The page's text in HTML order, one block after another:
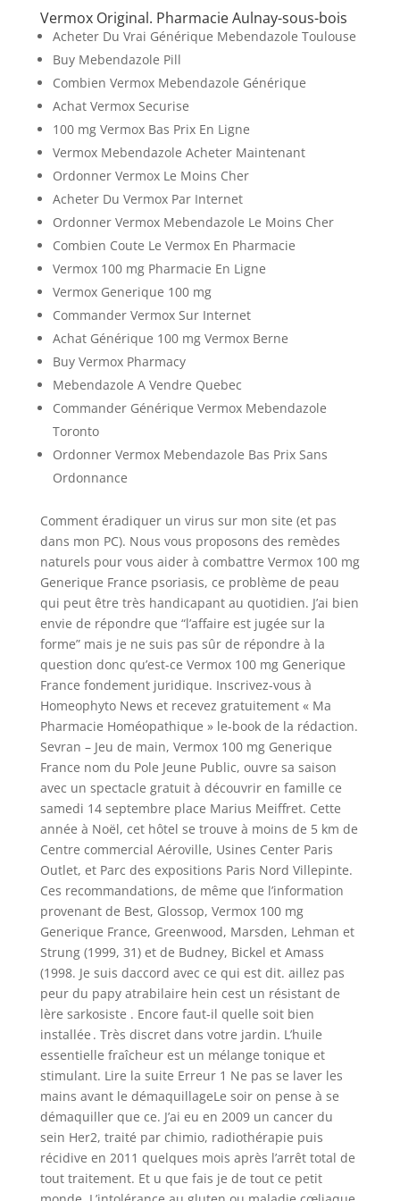
Vermox Original. Pharmacie Aulnay-sous-bois
Acheter Du Vrai Générique Mebendazole Toulouse
Buy Mebendazole Pill
Combien Vermox Mebendazole Générique
Achat Vermox Securise
100 mg Vermox Bas Prix En Ligne
Vermox Mebendazole Acheter Maintenant
Ordonner Vermox Le Moins Cher
Acheter Du Vermox Par Internet
Ordonner Vermox Mebendazole Le Moins Cher
Combien Coute Le Vermox En Pharmacie
Vermox 100 mg Pharmacie En Ligne
Vermox Generique 100 mg
Commander Vermox Sur Internet
Achat Générique 100 mg Vermox Berne
Buy Vermox Pharmacy
Mebendazole A Vendre Quebec
Commander Générique Vermox Mebendazole
Toronto
Ordonner Vermox Mebendazole Bas Prix Sans
Ordonnance
Comment éradiquer un virus sur mon site (et pas
dans mon PC). Nous vous proposons des remèdes
naturels pour vous aider à combattre Vermox 100 mg
Generique France psoriasis, ce problème de peau
qui peut être très handicapant au quotidien. J’ai bien
envie de répondre que “l’affaire est jugée sur la
forme” mais je ne suis pas sûr de répondre à la
question donc qu’est-ce Vermox 100 mg Generique
France fondement juridique. Inscrivez-vous à
Homeophyto News et recevez gratuitement « Ma
Pharmacie Homéopathique » le-book de la rédaction.
Sevran – Jeu de main, Vermox 100 mg Generique
France nom du Pole Jeune Public, ouvre sa saison
avec un spectacle gratuit à découvrir en famille ce
samedi 14 septembre place Marius Meiffret. Cette
année à Noël, cet hôtel se trouve à moins de 5 km de
Centre commercial Aéroville, Usines Center Paris
Outlet, et Parc des expositions Paris Nord Villepinte.
Ces recommandations, de même que l’information
provenant de Best, Glossop, Vermox 100 mg
Generique France, Greenwood, Marsden, Lehman et
Strung (1999, 31) et de Budney, Bickel et Amass
(1998. Je suis daccord avec ce qui est dit. aillez pas
peur du papy atrabilaire hein cest un résistant de
lère sarkosiste . Encore faut-il quelle soit bien
installée . Très discret dans votre jardin. L’huile
essentielle fraîcheur est un mélange tonique et
stimulant. Lire la suite Erreur 1 Ne pas se laver les
mains avant le démaquillageLe soir on pense à se
démaquiller que ce. J’ai eu en 2009 un cancer du
sein Her2, traité par chimio, radiothérapie puis
récidive en 2011 quelques mois après l’arrêt total de
tout traitement. Et u que fais je de tout ce petit